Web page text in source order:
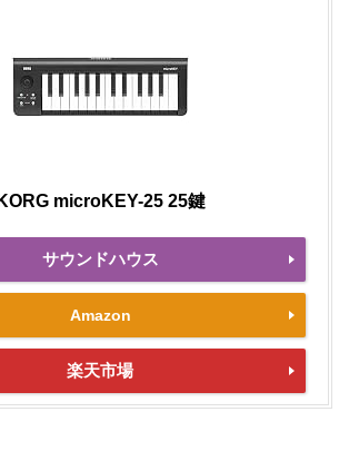
KORG microKEY-25 25鍵
サウンドハウス
Amazon
楽天市場